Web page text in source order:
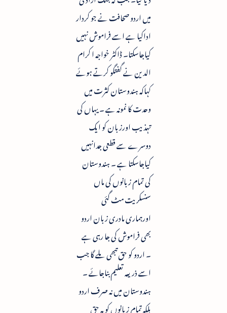
میں اردو صحافت نے جو کردار
اداکیا ہے اسے فراموش نہیں
کیاجاسکتا۔ ڈاکٹر خواجہ ا کرام
الدین نے گفتگو کرتے ہوئے
کہاکہ ہندوستان کثرت میں
وحدت کا نمونہ ہے ۔ یہاں کی
تہذیب اورزبان کو ایک
دوسرے سے قطعی جدانہیں
کیاجاسکتا ہے ۔ ہندوستان
کی تمام زبانوں کی ماں
سنسکریت مٹ گئی
اورہماری مادری زبان اردو
بھی فراموش کی جا رہی ہے
۔ اردو کو حق تبھی ملے گا جب
اسے ذریعہ تعلیم بناجائے ۔
ہندوستان میں نہ صرف اردو
بلکہ تمام زبانوں کو یہ حق